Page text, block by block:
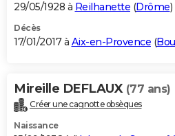
29/05/1928 à Reilhanette (Drôme)
Décès
17/01/2017 à Aix-en-Provence (
Mireille DEFLAUX (77 ans)
Créer une cagnotte obsèques
Naissance